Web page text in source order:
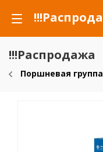
!!!Распродажа
Поршневая группа